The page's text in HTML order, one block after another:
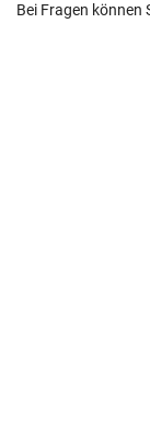
Bei Fragen können